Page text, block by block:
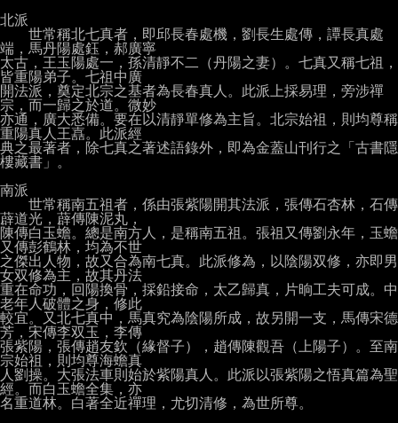
北派
世常稱北七真者，即邱長春處機，劉長生處傳，譚長真處
端，馬丹陽處鈺，郝廣寧
太古，王玉陽處一，孫清靜不二（丹陽之妻）。七真又稱七祖，
皆重陽弟子。七祖中廣
開法派，奠定北宗之基者為長春真人。此派上採易理，旁涉禪
宗，而一歸之於道。微妙
亦通，廣大悉備。要在以清靜單修為主旨。北宗始祖，則均尊稱
重陽真人王嚞。此派經
典之最著者，除七真之著述語錄外，即為金蓋山刊行之「古書隱
樓藏書」。
南派
世常稱南五祖者，係由張紫陽開其法派，張傳石杏林，石傳
薜道光，薜傳陳泥丸，
陳傳白玉蟾。總是南方人，是稱南五祖。張祖又傳劉永年，玉蟾
又傳彭鶴林，均為不世
之傑出人物，故又合為南七真。此派修為，以陰陽双修，亦即男
女双修為主，故其丹法
重在命功，回陽換骨，採鉛接命，太乙歸真，片晌工夫可成。中
老年人破體之身，修此
較宜。又北七真中，馬真究為陰陽所成，故另開一支，馬傳宋德
芳，宋傳李双玉，李傳
張紫陽，張傳趙友欽（緣督子），趙傳陳觀吾（上陽子）。至南
宗始祖，則均尊海蟾真
人劉操。大張法車則始於紫陽真人。此派以張紫陽之悟真篇為聖
經。而白玉蟾全集，亦
名重道林。白著全近禪理，尤切清修，為世所尊。